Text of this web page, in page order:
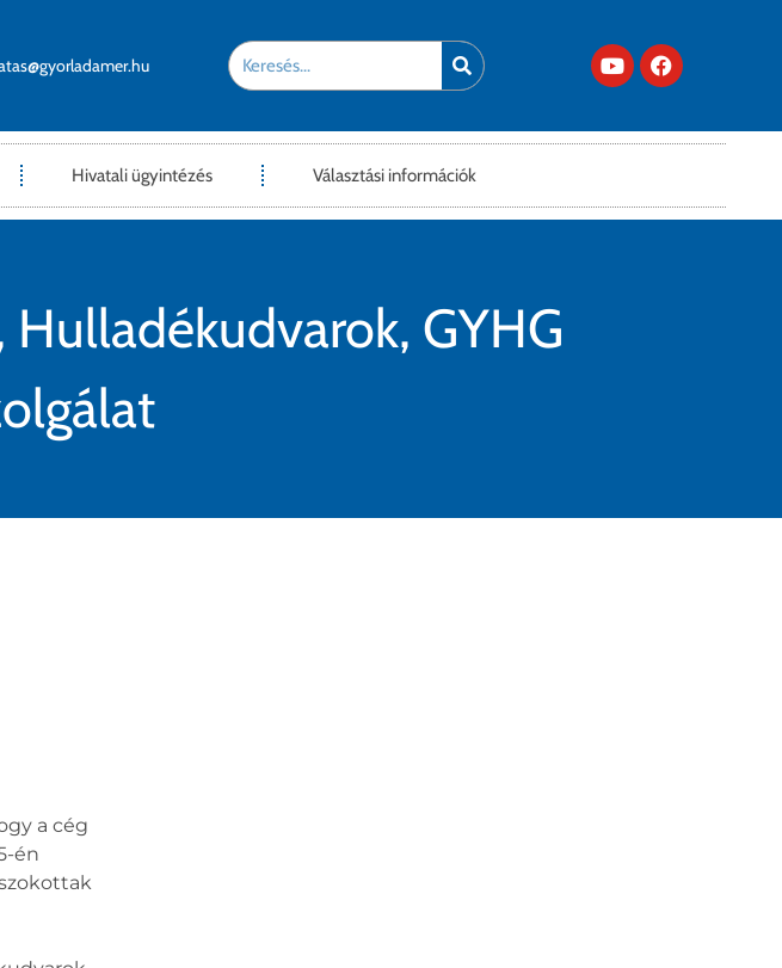
Hivatali ügyintézés Választási információk
GYHG
a cég
én